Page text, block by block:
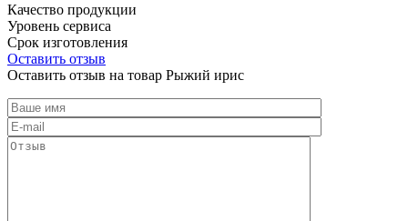
Качество продукции
Уровень сервиса
Срок изготовления
Оставить отзыв
Оставить отзыв на товар Рыжий ирис